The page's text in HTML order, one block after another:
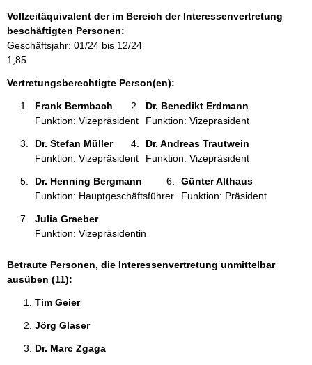
t
i
o
n
e
Vollzeitäquivalent der im Bereich der Interessenvertretung
beschäftigten Personen:
Geschäftsjahr: 01/24 bis 12/24
1,85
Vertretungsberechtigte Person(en):
Frank Bermbach
Funktion: Vizepräsident
Dr. Benedikt Erdmann
Funktion: Vizepräsident
Dr. Stefan Müller
Funktion: Vizepräsident
Dr. Andreas Trautwein
Funktion: Vizepräsident
Dr. Henning Bergmann
Funktion: Hauptgeschäftsführer
Günter Althaus
Funktion: Präsident
Julia Graeber
Funktion: Vizepräsidentin
Betraute Personen, die Interessenvertretung unmittelbar
ausüben (11):
Tim Geier
Jörg Glaser
Dr. Marc Zgaga